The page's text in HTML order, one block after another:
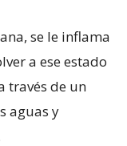
se le inflama
a ese estado
través de un
aguas y